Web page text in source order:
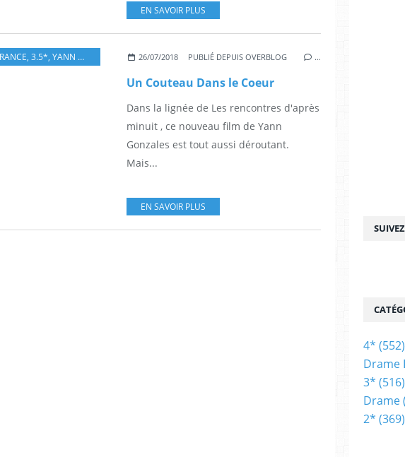
EN SAVOIR PLUS
, 3.5*, YANN GONZALEZ VANESSA PARADIS,NICOLAS MAURY,KATE MORAN
26/07/2018 PUBLIÉ DEPUIS OVERBLOG …
Un Couteau Dans le Coeur
Dans la lignée de Les rencontres d'après
minuit , ce nouveau film de Yann
Gonzales est tout aussi déroutant.
Mais...
EN SAVOIR PLUS
4* (552)
Drame
3* (516)
Drame
2* (369)